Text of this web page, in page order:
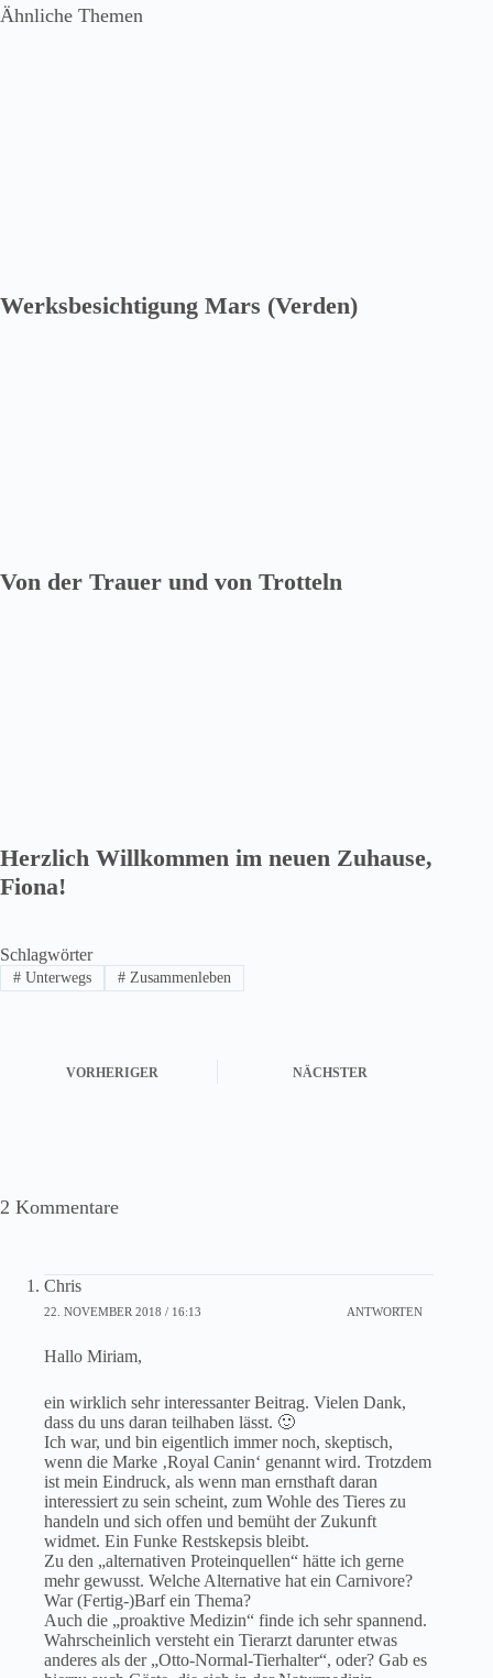
Ähnliche Themen
Werksbesichtigung Mars (Verden)
Von der Trauer und von Trotteln
Herzlich Willkommen im neuen Zuhause,
Fiona!
Schlagwörter
#Unterwegs #Zusammenleben
VORHERIGER NÄCHSTER
2 Kommentare
Chris
22. NOVEMBER 2018 / 16:13 ANTWORTEN
Hallo Miriam,
ein wirklich sehr interessanter Beitrag. Vielen Dank,
dass du uns daran teilhaben lässt. 🙂
Ich war, und bin eigentlich immer noch, skeptisch,
wenn die Marke ‚Royal Canin‘ genannt wird. Trotzdem
ist mein Eindruck, als wenn man ernsthaft daran
interessiert zu sein scheint, zum Wohle des Tieres zu
handeln und sich offen und bemüht der Zukunft
widmet. Ein Funke Restskepsis bleibt.
Zu den „alternativen Proteinquellen“ hätte ich gerne
mehr gewusst. Welche Alternative hat ein Carnivore?
War (Fertig-)Barf ein Thema?
Auch die „proaktive Medizin“ finde ich sehr spannend.
Wahrscheinlich versteht ein Tierarzt darunter etwas
anderes als der „Otto-Normal-Tierhalter“, oder? Gab es